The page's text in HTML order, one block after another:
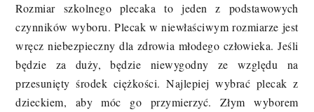
Rozmiar szkolnego plecaka to jeden z podstawowych
czynników wyboru. Plecak w niewłaściwym rozmiarze jest
wręcz niebezpieczny dla zdrowia młodego człowieka. Jeśli
będzie za duży, będzie niewygodny ze względu na
przesunięty środek ciężkości. Najlepiej wybrać plecak z
dzieckiem, aby móc go przymierzyć. Złym wyborem